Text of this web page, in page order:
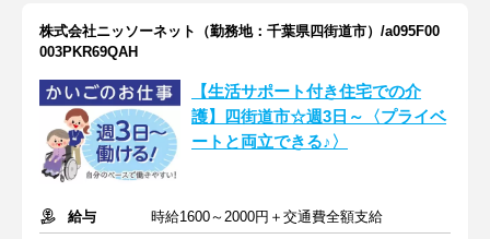
株式会社ニッソーネット（勤務地：千葉県四街道市）/a095F00
003PKR69QAH
【生活サポート付き住宅での介
護】四街道市☆週3日～〈プライベ
ートと両立できる♪〉
給与
時給1600～2000円＋交通費全額支給